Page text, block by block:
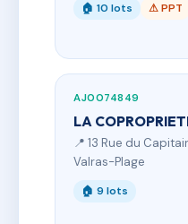
🏠 10 lots ⚠ PPT
AJ0074849
LA
📍 13 Rue du
Valras-Plage
🏠 9 lots